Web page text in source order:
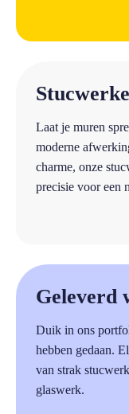
Laat je muren
moderne
charme, onze
precisie voor een
Geleverd
Duik in ons
hebben gedaan.
van strak
glaswerk.